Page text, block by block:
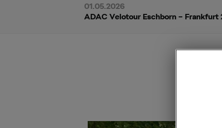
01.05.2026
ADAC Velotour Eschborn – Frankfurt